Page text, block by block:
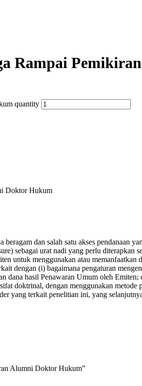
Rampai
quantity
Doktor Hukum
dan salah satu akses pendanaan
sebagai urat nadi yang perlu diterapkan
untuk menggunakan atau
dengan (i) bagaimana pengaturan
dana hasil Penawaran Umum oleh
doktrinal, dengan menggunakan
yang terkait penelitian ini, yang
Alumni Doktor Hukum”